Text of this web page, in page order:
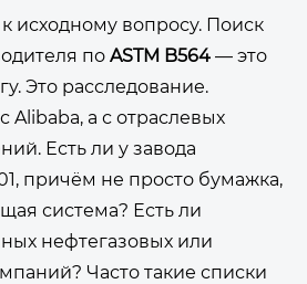
исходному вопросу. Поиск
по ASTM B564 — это
Это расследование.
Alibaba, а с отраслевых
Есть ли у завода
причём не просто бумажка,
система? Есть ли
нефтегазовых или
Часто такие списки